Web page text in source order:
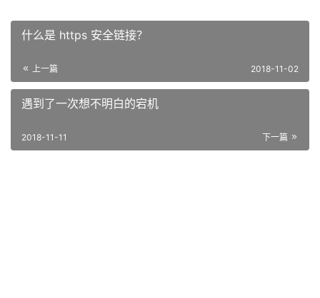
什么是 https 安全链接？
上一篇 2018-11-02
遇到了一次想不明白的宕机
下一篇
2018-11-11